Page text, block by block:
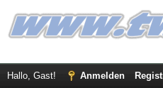
Hallo, Gast! Anmelden